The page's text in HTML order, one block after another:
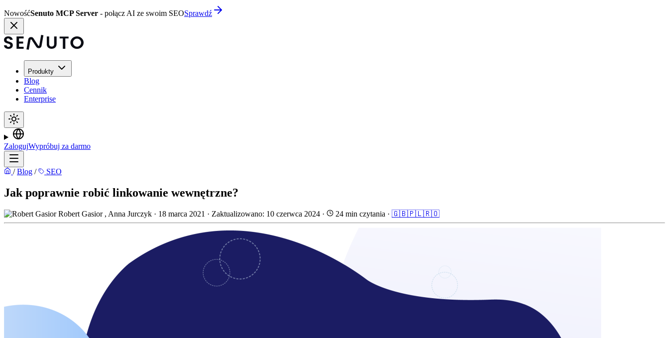
NowośćSenuto MCP Server - połącz AI ze swoim SEOSprawdź
Produkty
Blog
Cennik
Enterprise
ZalogujWypróbuj za darmo
/ Blog / SEO
Jak poprawnie robić linkowanie wewnętrzne?
Robert Gasior , Anna Jurczyk · 18 marca 2021 · Zaktualizowano: 10 czerwca 2024 · 24 min czytania · 🇬🇧🇵🇱🇷🇴